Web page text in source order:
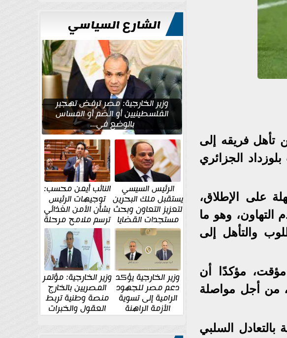
تأهل فريقه إلى
الجزائري
على الإطلاق،
التهاون، وهو ما
والتأهل إلى
مؤكدًا أن
من أجل مواصلة
بالتعادل السلبي
الشارع السياسي
وزير الخارجية: مصر ترفض تهجير
الفلسطينيين أو الضم أو المساس
بالوضع في...
الرئيس السيسي
يستقبل ملك البحرين
لتعزيز التعاون وبحث
مستجدات القضايا
الإقليمية والدولية
النائب أيمن محسب:
توجيهات الرئيس
بشأن الأمن الغذائي
ترسم ملامح مرحلة
جديدة
وزير الخارجية يؤكد
دعم مصر للجهود
الرامية إلى تسوية
الأزمة الراهنة
وزير الخارجية: مؤتمر
المصريين بالخارج
منصة وطنية تربط
العقول والخبرات
المصرية بالدولة